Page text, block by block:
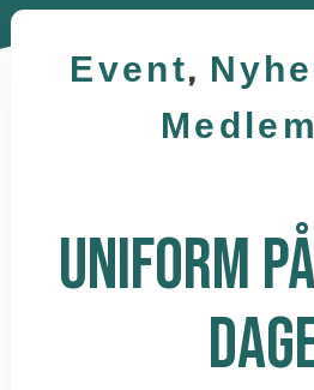
Event,
UNIFORM